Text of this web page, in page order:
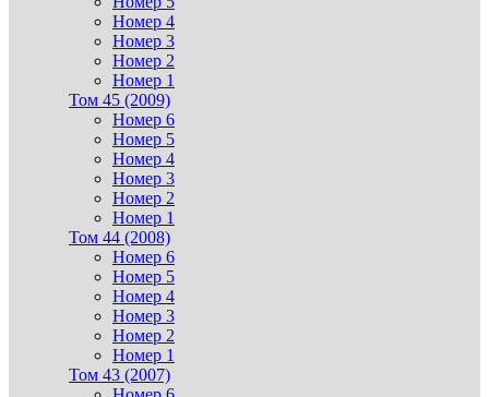
Номер 4
Номер 3
Номер 2
Номер 1
Том 45 (2009)
Номер 6
Номер 5
Номер 4
Номер 3
Номер 2
Номер 1
Том 44 (2008)
Номер 6
Номер 5
Номер 4
Номер 3
Номер 2
Номер 1
Том 43 (2007)